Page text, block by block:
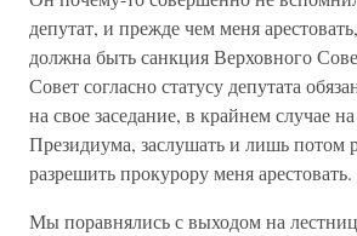
депутат, и прежде чем меня
должна быть санкция Верховного
Совет согласно статусу депутата
на свое заседание, в крайнем случае
Президиума, заслушать и лишь потом
разрешить прокурору меня арестовать.
Мы поравнялись с выходом на